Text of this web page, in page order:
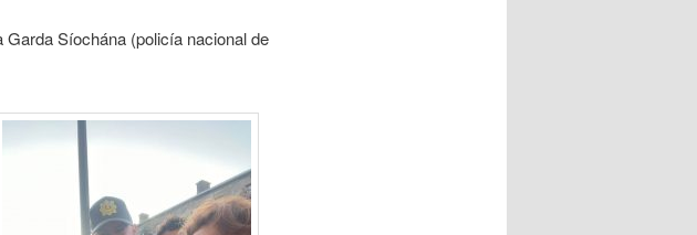
Síochána (policía nacional de